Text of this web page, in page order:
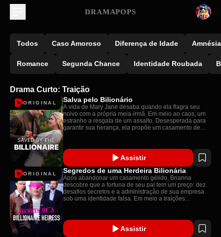
DRAMAPOPS
Todos Caso Amoroso Diferença de Idade Amnésia
Romance Segunda Chance Identidade Roubada
Drama Curto: Traição
ORIGINAL Salva pelo Bilionário
A vida de Mary Jane desaba quando ela flagra seu
noivo com a própria meia-irmã. Em meio ao caos, um
estranho a resgata de um assalto. Desesperada para
garantir sua herança, ela propõe um casamento de
Assistir
ORIGINAL Segredos de uma Herdeira Bilionária
Após abandonar um casamento gélido, Brianna
descobre que a fortuna de seu pai tem um preço: dez
desafios secretos e a administração de sua empresa
sob uma identidade falsa. Em meio a traições
Assistir